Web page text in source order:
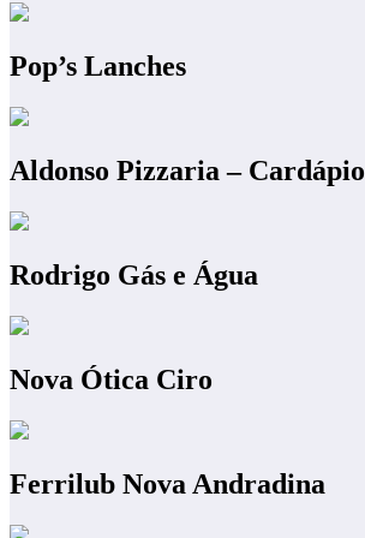
Pop’s Lanches
Aldonso Pizzaria – Cardápio
Rodrigo Gás e Água
Nova Ótica Ciro
Ferrilub Nova Andradina